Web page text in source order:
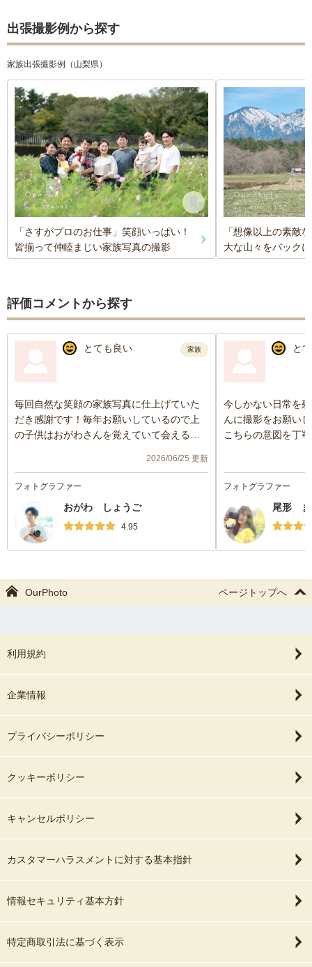
出張撮影例から探す
家族出張撮影例（山梨県）
「さすがプロのお仕事」笑顔いっぱい！
皆揃って仲睦まじい家族写真の撮影
「想像以上の素敵
大な山々をバック
評価コメントから探す
とても良い 家族
毎回自然な笑顔の家族写真に仕上げていた
だき感謝です！毎年お願いしているので上
の子供はおがわさんを覚えていて会えるの
方も自然で下の子供も笑顔が多かった様に
思います。またお願いしたいです。
2026/06/25 更新
フォトグラファー
おがわ しょうご
4.95
と
今しかない日常を
んに撮影をお願い
こちらの意図を丁
以上に美しく写っ
良い記念になりま
ました。
また親戚で集まる
フォトグラファー
尾形 ま
OurPhoto ページトップへ
利用規約
企業情報
プライバシーポリシー
クッキーポリシー
キャンセルポリシー
カスタマーハラスメントに対する基本指針
情報セキュリティ基本方針
特定商取引法に基づく表示